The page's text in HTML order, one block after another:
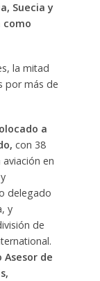
Suecia y
como
la mitad
por más de
a
con 38
en
delegado
y
de
de